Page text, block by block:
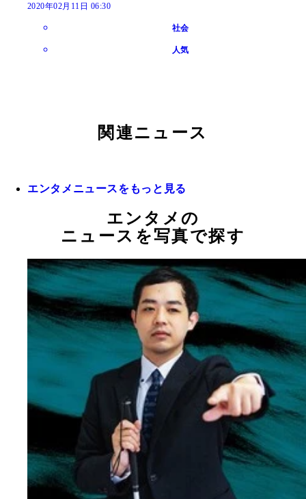
2020年02月11日 06:30
社会
人気
関連ニュース
エンタメニュースをもっと見る
エンタメの
ニュースを写真で探す